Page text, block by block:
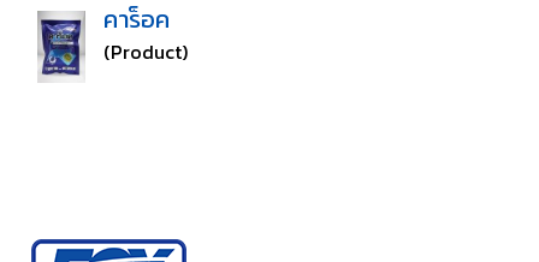
คาร็อค
(Product)